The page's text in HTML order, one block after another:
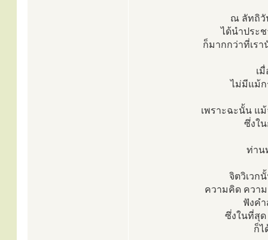
ณ ลัทถิวั
ได้นำประ
ก็มากกว่าที่เรา
เ
ไม่มีแม้
เพราะฉะนั้น แ
ซึ่งใ
ท่าน
จิตวิเวก
ความคิด ควา
ฟังค
ซึ่งในที่สุด
ก็ไ